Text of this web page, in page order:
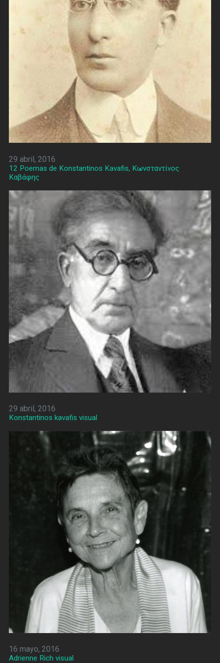
29 abril, 2016
12 Poemas de Konstantinos Kavafis, Κωνσταντίνος
Καβάφης
29 abril, 2016
Konstantinos kavafis visual
16 mayo, 2016
Adrienne Rich visual